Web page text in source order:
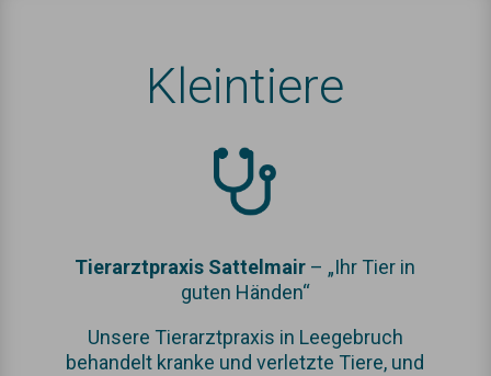
Kleintiere
Tierarztpraxis Sattelmair – „Ihr Tier in
guten Händen“
Unsere Tierarztpraxis in Leegebruch
behandelt kranke und verletzte Tiere, und